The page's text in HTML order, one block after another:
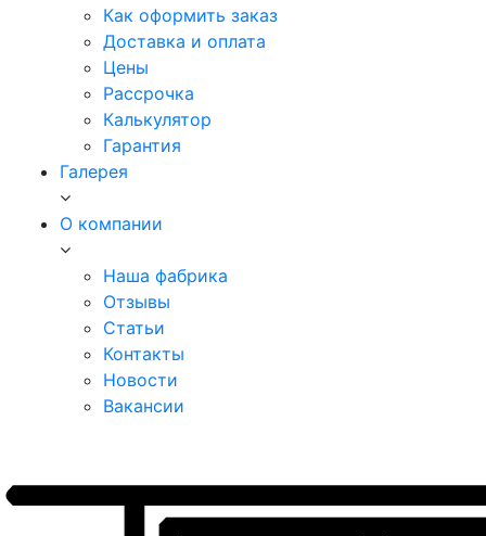
Как оформить заказ
Доставка и оплата
Цены
Рассрочка
Калькулятор
Гарантия
Галерея
О компании
Наша фабрика
Отзывы
Статьи
Контакты
Новости
Вакансии